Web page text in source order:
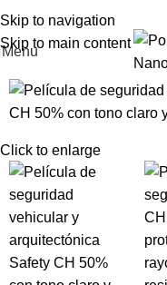
Skip to navigation
Skip to main content
Menu
Click to enlarge